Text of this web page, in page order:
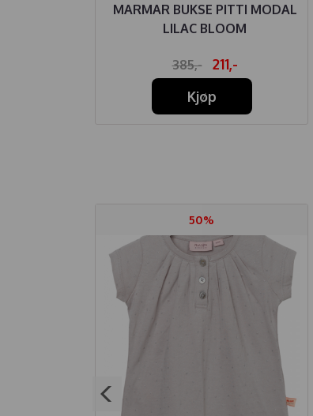
MARMAR BUKSE PITTI MODAL
LILAC BLOOM
385,-
211,-
Kjøp
50%